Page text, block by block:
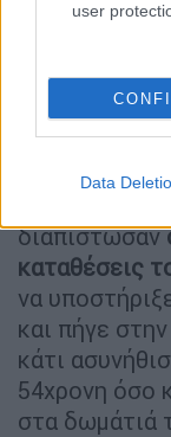
user
Data
διαπίστωσαν
καταθέσεις
να
και πήγε
κάτι
54χρονη όσο
στα δωμάτιά